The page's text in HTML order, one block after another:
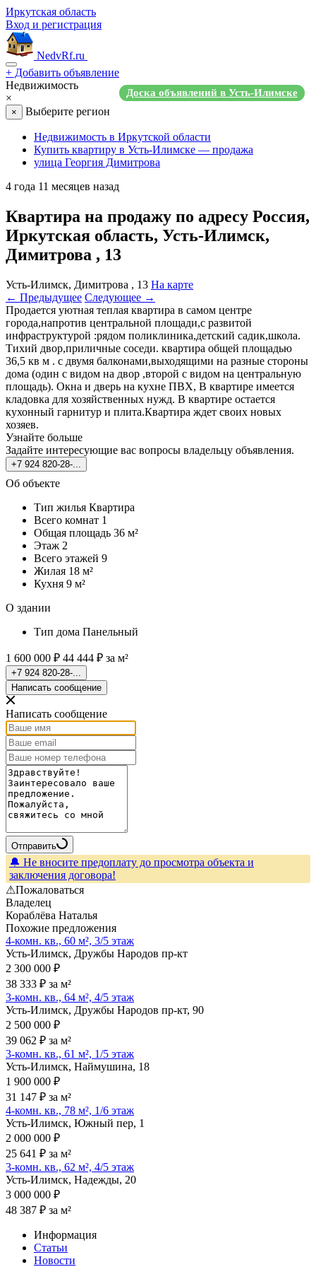
Иркутская область
Вход и регистрация
NedvRf.ru
+ Добавить объявление
Доска объявлений в Усть-Илимске
Недвижимость
×
× Выберите регион
Недвижимость в Иркутской области
Купить квартиру в Усть-Илимске — продажа
улица Георгия Димитрова
4 года 11 месяцев назад
Квартира на продажу по адресу Россия,
Иркутская область, Усть-Илимск,
Димитрова , 13
Усть-Илимск, Димитрова , 13 На карте
← Предыдущее Следующее →
Продается уютная теплая квартира в самом центре
города,напротив центральной площади,с развитой
инфраструктурой :рядом поликлиника,детский садик,школа.
Тихий двор,приличные соседи. квартира общей площадью
36,5 кв м . с двумя балконами,выходящими на разные стороны
дома (один с видом на двор ,второй с видом на центральную
площадь). Окна и дверь на кухне ПВХ, В квартире имеется
кладовка для хозяйственных нужд. В квартире остается
кухонный гарнитур и плита.Квартира ждет своих новых
хозяев.
Узнайте больше
Задайте интересующие вас вопросы владельцу объявления.
+7 924 820-28-...
Об объекте
Тип жилья Квартира
Всего комнат 1
Общая площадь 36 м²
Этаж 2
Всего этажей 9
Жилая 18 м²
Кухня 9 м²
О здании
Тип дома Панельный
1 600 000 ₽ 44 444 ₽ за м²
+7 924 820-28-...
Написать сообщение
Написать сообщение
Отправить
🔔 Не вносите предоплату до просмотра объекта и
заключения договора!
⚠Пожаловаться
Владелец
Кораблёва Наталья
Похожие предложения
4-комн. кв., 60 м², 3/5 этаж
Усть-Илимск, Дружбы Народов пр-кт
2 300 000 ₽
38 333 ₽ за м²
3-комн. кв., 64 м², 4/5 этаж
Усть-Илимск, Дружбы Народов пр-кт, 90
2 500 000 ₽
39 062 ₽ за м²
3-комн. кв., 61 м², 1/5 этаж
Усть-Илимск, Наймушина, 18
1 900 000 ₽
31 147 ₽ за м²
4-комн. кв., 78 м², 1/6 этаж
Усть-Илимск, Южный пер, 1
2 000 000 ₽
25 641 ₽ за м²
3-комн. кв., 62 м², 4/5 этаж
Усть-Илимск, Надежды, 20
3 000 000 ₽
48 387 ₽ за м²
Информация
Статьи
Новости